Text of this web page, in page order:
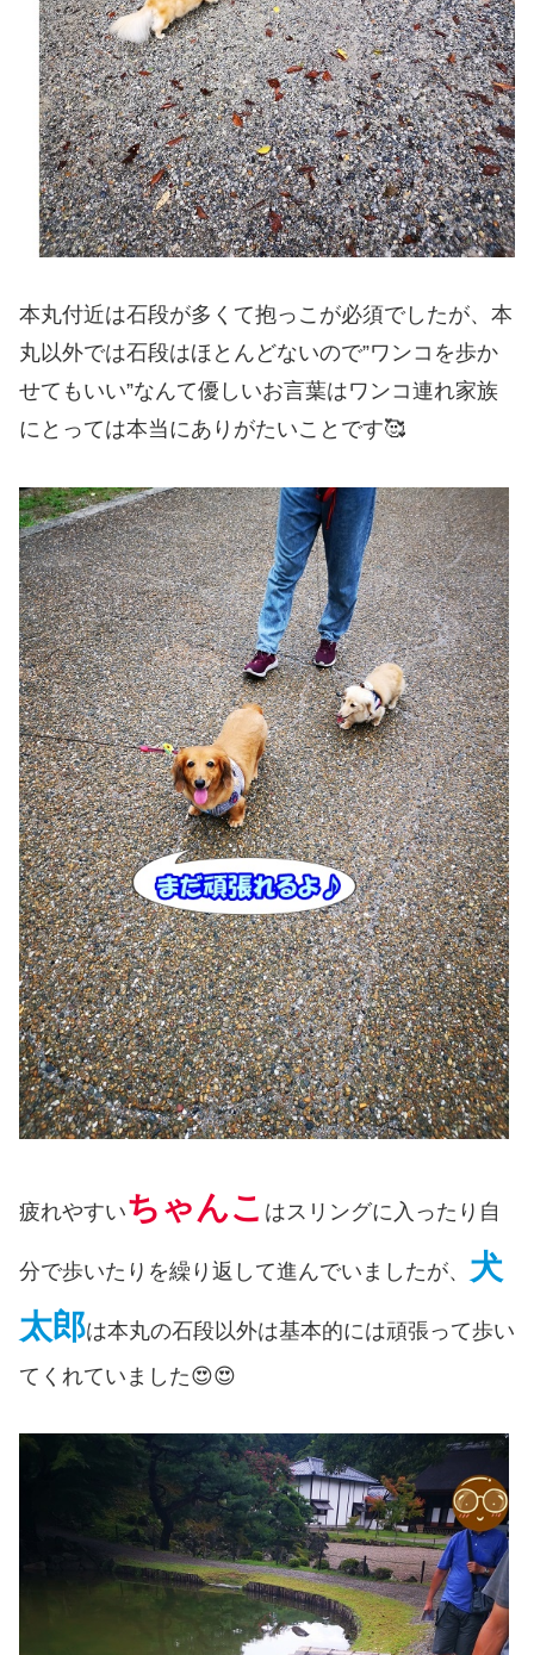
本丸付近は石段が多くて抱っこが必須でしたが、本
丸以外では石段はほとんどないので”ワンコを歩か
せてもいい”なんて優しいお言葉はワンコ連れ家族
にとっては本当にありがたいことです🥰
疲れやすいちゃんこ はスリングに入ったり自
分で歩いたりを繰り返して進んでいましたが、 犬
太郎は本丸の石段以外は基本的には頑張って歩い
てくれていました😍😍